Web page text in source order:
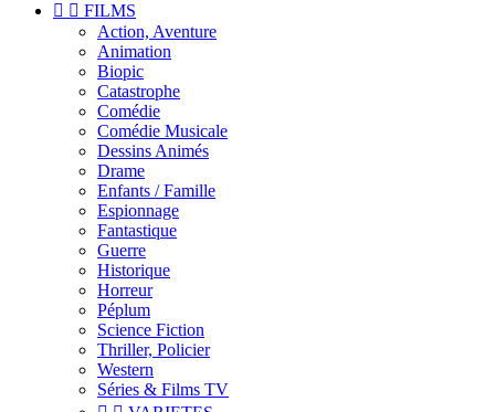
  FILMS
Action, Aventure
Animation
Biopic
Catastrophe
Comédie
Comédie Musicale
Dessins Animés
Drame
Enfants / Famille
Espionnage
Fantastique
Guerre
Historique
Horreur
Péplum
Science Fiction
Thriller, Policier
Western
Séries & Films TV